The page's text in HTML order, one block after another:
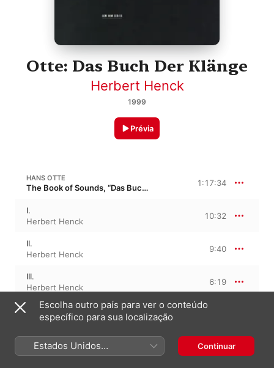
Otte: Das Buch Der Klänge
Herbert Henck
1999
Prévia
HANS OTTE
The Book of Sounds, “Das Buch der Klänge” 1:17:34
I.
Herbert Henck
10:32
II.
Herbert Henck
9:40
III.
Herbert Henck
6:19
Herbert Henck
Herbert Henck
5:30
Escolha outro país para ver o conteúdo
específico para sua localização
Estados Unidos
(Português Brasil)
Continuar